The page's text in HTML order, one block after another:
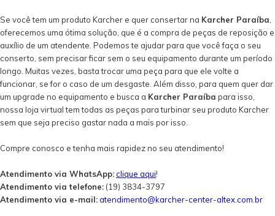
Se você tem um produto Karcher e quer consertar na Karcher Paraíba
oferecemos uma ótima solução, que é a compra de peças de reposição e
auxílio de um atendente. Podemos te ajudar para que você faça o seu
conserto, sem precisar ficar sem o seu equipamento durante um período
longo. Muitas vezes, basta trocar uma peça para que ele volte a
funcionar, se for o caso de um desgaste. Além disso, para quem quer dar
um upgrade no equipamento e busca a Karcher Paraíba para isso,
nossa loja virtual tem todas as peças para turbinar seu produto Karcher
sem que seja preciso gastar nada a mais por isso.
Compre conosco e tenha mais rapidez no seu atendimento!
Atendimento via WhatsApp:clique aqui!
Atendimento via telefone: (19) 3834-3797
Atendimento via e-mail:atendimento@karcher-center-altex.com.br